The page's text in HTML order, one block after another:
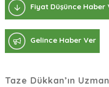
Fiyat Düşünce Haber
Gelince Haber Ver
Taze Dükkan’ın